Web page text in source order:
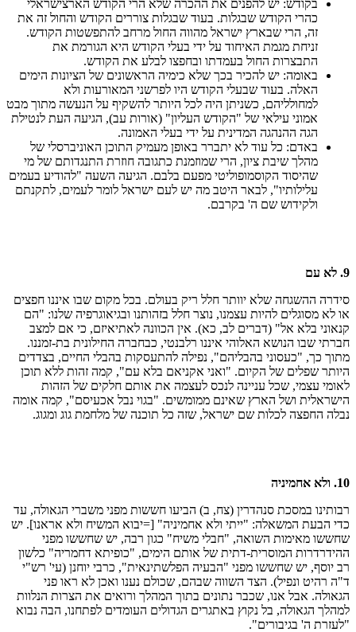
בקודש: יש להפנים את ההכרה שלא הרי הקודש הארצישראלי
כהרי הקודש שבגלות. בעוד שבגלות צוררים הקודש והחול זה את
זה, הרי שבארץ ישראל מהווה החול מרחב להתפשטות הקודש.
זניחת מגמת האיחוד על ידי בעלי הקודש היא הגורמת את
התבצרות החול בעמדתו ובחפצו לבלע את הקודש.
באומה: יש להכיר בכך שלא כימיה הראשונים של הציונות הימים
האלה. בעוד שבעלי הקודש היו לפרשני המאורעות ולא
למחולליהם, כשניתן היה לכל היותר להשקיף על הנעשה מתוך מבט
אמוני עילאי של "הקודש העליון" (אורות עב), הגיעה העת לנטילת
הגה ההנהגה המדינית על ידי בעלי האמונה.
באדם: כל עוד לא יתברר באופן מעמיק התוכן האוניברסלי של
מהלך שיבת ציון, הרי שמוזמנת כתגובה חוזרת התנגדותם של מי
שהיסוד הקוסמופוליטי מפעם בלבם. הגיעה השעה "להודיע בעמים
עלילותיו", לבאר היטב מה יש לעם ישראל לומר לעמים, לתקנתם
ולקידוש שם ה' בקרבם.
9. לא עם
סידרה ההשגחה שלא יוותר חלל ריק בעולם. בכל מקום שבו איננו חפצים
או לא מסוגלים להיות עצמנו, נוצר חלל בזהותנו ובגיאוגרפיה שלנו: "הם
קנאוני בלא אל" (דברים לב, כא). אין הכוונה לאתיאיזם, כי אם למצב
חברתי שבו הנושא האלוהי איננו רלבנטי, כבחברה החילונית בת-זמננו.
מתוך כך, "כעסוני בהבליהם", נפילה להתעסקות בהבלי החיים, בצדדים
היותר שפלים של הקיום. "ואני אקניאם בלא עם", קמה זהות ללא תוכן
לאומי עצמי, שכל עניינה לנכס לעצמה את אותם חלקים של הזהות
הישראלית ושל הארץ שאינם ממומשים. "בגוי נבל אכעיסם", קמה אומה
נבלה החפצה לכלות שם ישראל, שזה כל תוכנה של מלחמת גוג ומגוג.
10. ולא אחמיניה
רבותינו במסכת סנהדרין (צח, ב) הביעו חששות מפני משברי הגאולה, עד
כדי הבעת המשאלה: "ייתי ולא אחמיניה" [=יבוא המשיח ולא אראנו]. יש
שחששו מאימות השואה, "חבלי משיח" כגון רבה, יש שחששו מפני
ההידרדרות המוסרית-דתית של אותם הימים, "כופיתא דחמריה" כלשון
רב יוסף, יש שחששו מפני "הבעיה הפלשתינאית", כרבי יוחנן (עי' רש"י
ד"ה רהיט ונפיל). הצד השווה שבהם, שכולם נענו ואכן לא ראו פני
הגאולה. אבל אנו, שכבר נתונים בתוך המהלך ורואים את הצרות הנלוות
למהלך הגאולה, בל נקוץ באתגרים הגדולים העומדים לפתחנו, הבה נבוא
"לעזרת ה' בגיבורים".